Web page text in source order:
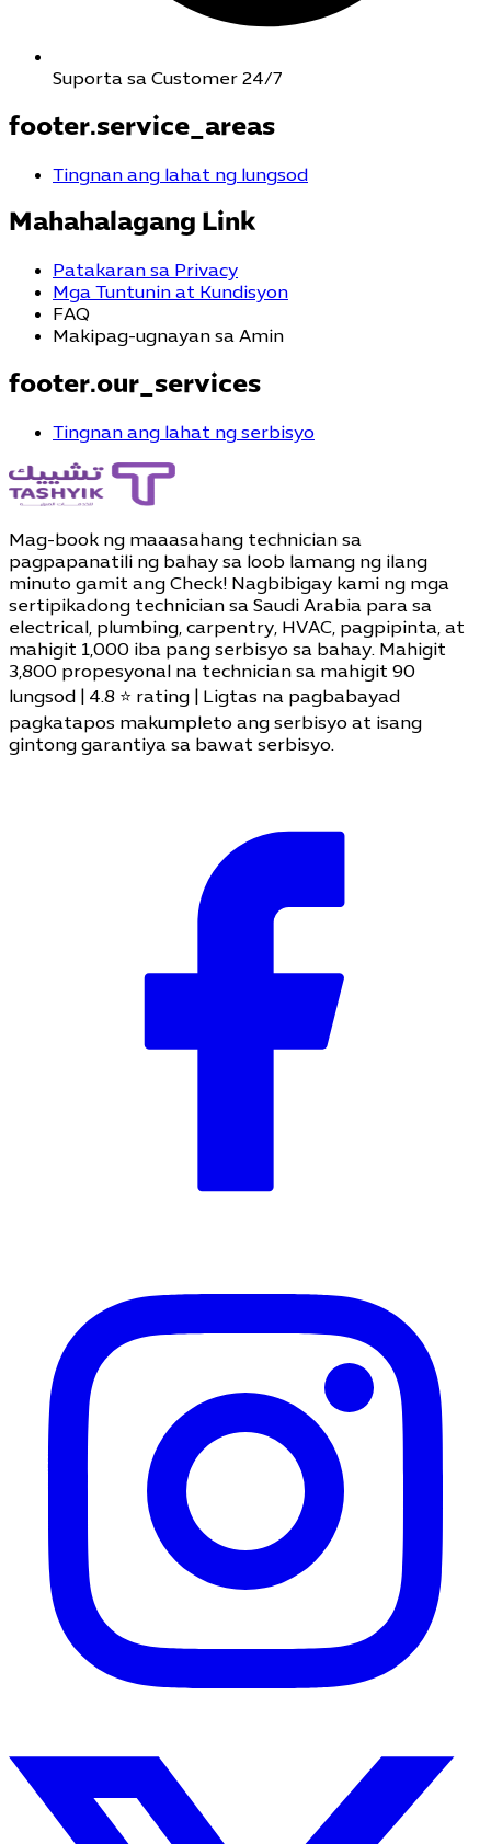
Suporta sa Customer 24/7
footer.service_areas
Tingnan ang lahat ng lungsod
Mahahalagang Link
Patakaran sa Privacy
Mga Tuntunin at Kundisyon
FAQ
Makipag-ugnayan sa Amin
footer.our_services
Tingnan ang lahat ng serbisyo
Mag-book ng maaasahang technician sa
pagpapanatili ng bahay sa loob lamang ng ilang
minuto gamit ang Check! Nagbibigay kami ng mga
sertipikadong technician sa Saudi Arabia para sa
electrical, plumbing, carpentry, HVAC, pagpipinta, at
mahigit 1,000 iba pang serbisyo sa bahay. Mahigit
3,800 propesyonal na technician sa mahigit 90
lungsod | 4.8 ⭐ rating | Ligtas na pagbabayad
pagkatapos makumpleto ang serbisyo at isang
gintong garantiya sa bawat serbisyo.